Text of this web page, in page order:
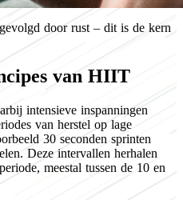
door rust – dit is de kern
van HIIT
intensieve inspanningen
van herstel op lage
30 seconden sprinten
Deze intervallen herhalen
meestal tussen de 10 en